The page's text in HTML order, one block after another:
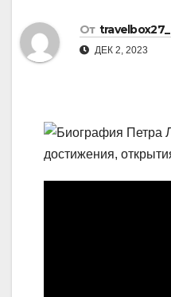
От travelbox27_
ДЕК 2, 2023